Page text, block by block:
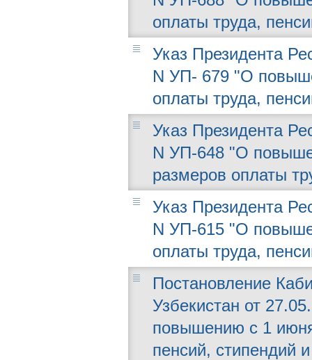
оплаты труда,
Указ Президента
N УП- 679 "О
оплаты труда,
Указ Президента
N УП-648 "О
размеров оплаты
Указ Президента
N УП-615 "О
оплаты труда,
Постановление
Узбекистан от
повышению с 1
пенсий, стипендий